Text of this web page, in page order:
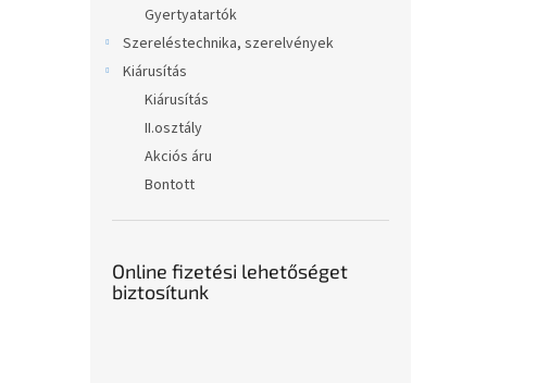
Gyertyatartók
Szereléstechnika, szerelvények
Kiárusítás
Kiárusítás
II.osztály
Akciós áru
Bontott
Online fizetési lehetőséget
biztosítunk